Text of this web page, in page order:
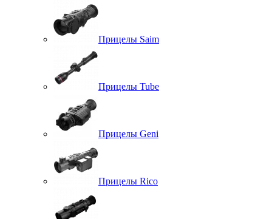
Прицелы Saim
Прицелы Tube
Прицелы Geni
Прицелы Rico